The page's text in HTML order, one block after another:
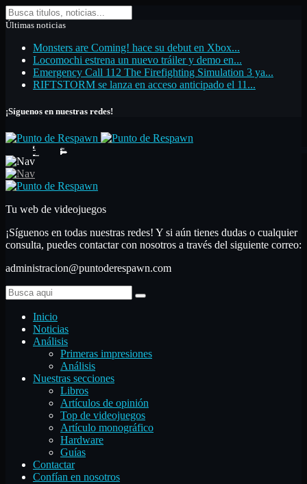
Últimas noticias
Monsters are Coming! hace su debut en Xbox...
Locomochi estrena un nuevo tráiler y demo en...
Emergency Call 112 The Firefighting Simulation 3 ya...
RIFTSTORM se lanza en acceso anticipado el 11...
¡Síguenos en nuestras redes!
Tu web de videojuegos
¡Síguenos en todas nuestras redes! Y si aún tienes dudas o cualquier
consulta, puedes contactar con nosotros a través del siguiente correo:
administracion@puntoderespawn.com
Inicio
Noticias
Análisis
Primeras impresiones
Análisis
Nuestras secciones
Libros
Artículos de opinión
Top de videojuegos
Artículo monográfico
Hardware
Guías
Contactar
Confían en nosotros